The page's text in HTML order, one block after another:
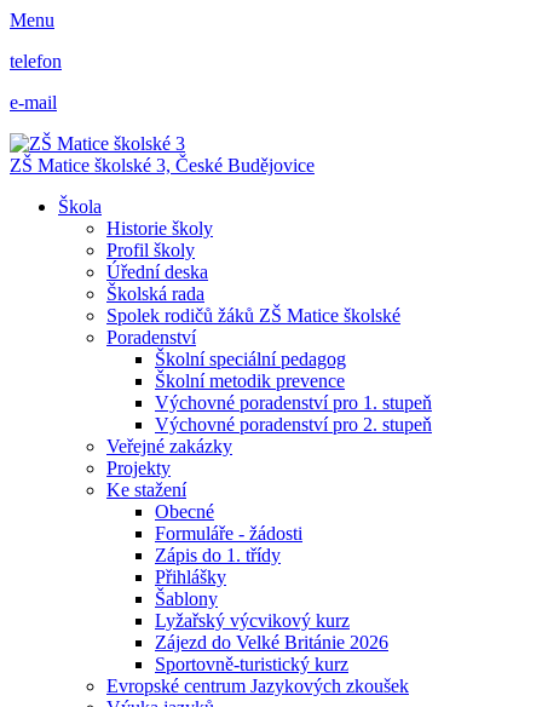
Menu
telefon
e-mail
ZŠ Matice školské 3, České Budějovice
Škola
Historie školy
Profil školy
Úřední deska
Školská rada
Spolek rodičů žáků ZŠ Matice školské
Poradenství
Školní speciální pedagog
Školní metodik prevence
Výchovné poradenství pro 1. stupeň
Výchovné poradenství pro 2. stupeň
Veřejné zakázky
Projekty
Ke stažení
Obecné
Formuláře - žádosti
Zápis do 1. třídy
Přihlášky
Šablony
Lyžařský výcvikový kurz
Zájezd do Velké Británie 2026
Sportovně-turistický kurz
Evropské centrum Jazykových zkoušek